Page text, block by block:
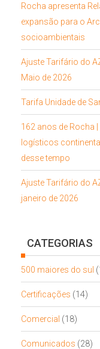
Rocha apresenta
expansão para o
socioambientais
Ajuste Tarifário do
Maio de 2026
Tarifa Unidade de
162 anos de Rocha
logísticos
desse tempo
Ajuste Tarifário do
janeiro de 2026
CATEGORIAS
500 maiores do sul
Certificações (14)
Comercial (18)
Comunicados (28)